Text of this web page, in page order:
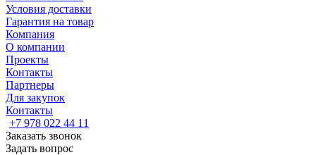
Условия доставки
Гарантия на товар
Компания
О компании
Проекты
Контакты
Партнеры
Для закупок
Контакты
+7 978 022 44 11
Заказать звонок
Задать вопрос